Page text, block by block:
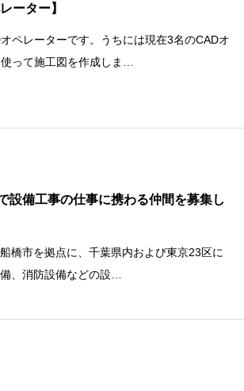
ーター】
ペレーターです。うちには現在3名のCADオ
って施工図を作成しま…
設備工事の仕事に携わる仲間を募集し
橋市を拠点に、千葉県内および東京23区に
、消防設備などの設…